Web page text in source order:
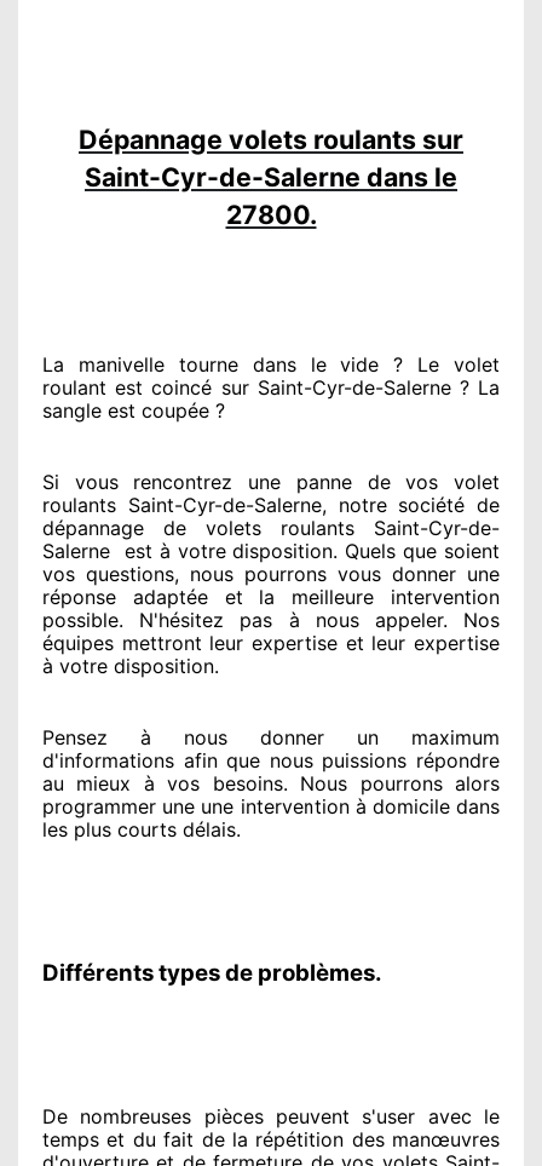
Dépannage volets roulants sur
Saint-Cyr-de-Salerne dans le
27800.
La manivelle tourne dans le vide ? Le volet
roulant est coincé sur Saint-Cyr-de-Salerne ? La
sangle est coupée ?
Si vous rencontrez une panne de vos volet
roulants Saint-Cyr-de-Salerne, notre société de
dépannage de volets roulants Saint-Cyr-de-
Salerne est à votre disposition. Quels que soient
vos questions, nous pourrons vous donner une
réponse adaptéeet la meilleure intervention
possible. N'hésitez pas à nous appeler. Nos
équipes mettront leur expertise et leur expertise
à votre disposition.
Pensez à nous donner un maximum
d'informations afin que nous puissions répondre
au mieux à vos besoins. Nous pourrons alors
programmer une une intervention à domiciledans
les plus courts délais.
Différents types de problèmes.
De nombreuses pièces peuvent s'user avec le
temps et du fait de la répétition des manœuvres